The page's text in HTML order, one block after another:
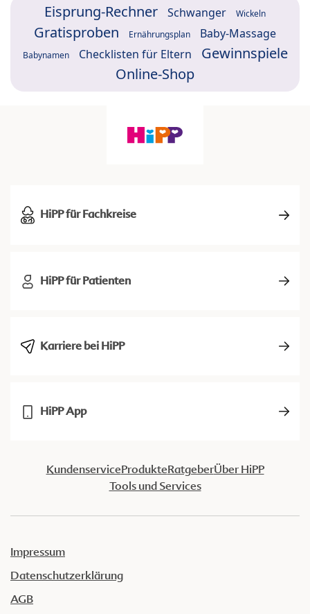
Eisprung-Rechner Schwanger Wickeln
Gratisproben Ernährungsplan Baby-Massage
Babynamen Checklisten für Eltern
Gewinnspiele
Online-Shop
HiPP für Fachkreise
HiPP für Patienten
Karriere bei HiPP
HiPP App
KundenserviceProdukteRatgeberÜber HiPP
Tools und Services
Impressum
Datenschutzerklärung
AGB